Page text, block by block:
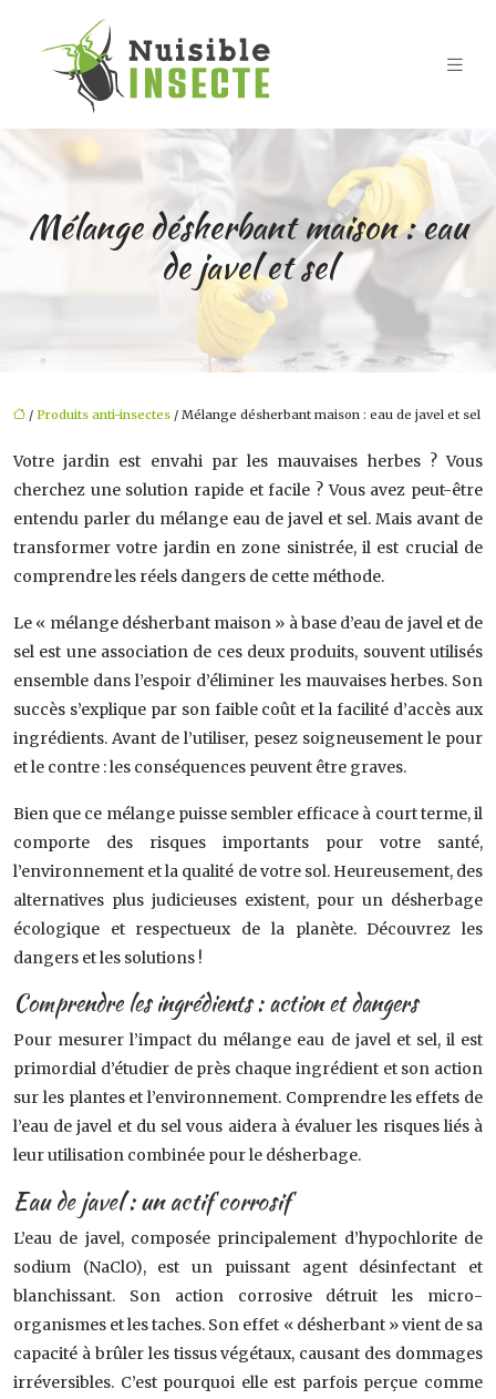
Mélange désherbant maison : eau
de javel et sel
/ Produits anti-insectes / Mélange désherbant maison : eau de javel et sel
Votre jardin est envahi par les mauvaises herbes ? Vous
cherchez une solution rapide et facile ? Vous avez peut-être
entendu parler du mélange eau de javel et sel. Mais avant de
transformer votre jardin en zone sinistrée, il est crucial de
comprendre les réels dangers de cette méthode.
Le « mélange désherbant maison » à base d’eau de javel et de
sel est une association de ces deux produits, souvent utilisés
ensemble dans l’espoir d’éliminer les mauvaises herbes. Son
succès s’explique par son faible coût et la facilité d’accès aux
ingrédients. Avant de l’utiliser, pesez soigneusement le pour
et le contre : les conséquences peuvent être graves.
Bien que ce mélange puisse sembler efficace à court terme, il
comporte des risques importants pour votre santé,
l’environnement et la qualité de votre sol. Heureusement, des
alternatives plus judicieuses existent, pour un désherbage
écologique et respectueux de la planète. Découvrez les
dangers et les solutions !
Comprendre les ingrédients : action et dangers
Pour mesurer l’impact du mélange eau de javel et sel, il est
primordial d’étudier de près chaque ingrédient et son action
sur les plantes et l’environnement. Comprendre les effets de
l’eau de javel et du sel vous aidera à évaluer les risques liés à
leur utilisation combinée pour le désherbage.
Eau de javel : un actif corrosif
L’eau de javel, composée principalement d’hypochlorite de
sodium (NaClO), est un puissant agent désinfectant et
blanchissant. Son action corrosive détruit les micro-
organismes et les taches. Son effet « désherbant » vient de sa
capacité à brûler les tissus végétaux, causant des dommages
irréversibles. C’est pourquoi elle est parfois perçue comme